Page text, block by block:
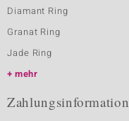
Diamant Ring
Granat Ring
Jade Ring
mehr
Zahlungsinformation